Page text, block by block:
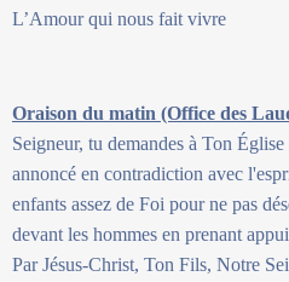
L’Amour qui nous fait vivre
Oraison du matin (Office des
Seigneur, tu demandes à Ton
annoncé en contradiction avec
enfants assez de Foi pour ne pas
devant les hommes en prenant
Par Jésus-Christ, Ton Fils, Notre